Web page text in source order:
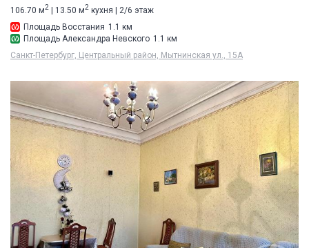
106.70 м2 | 13.50 м2 кухня | 2/6 этаж
Площадь Восстания 1.1 км
Площадь Александра Невского 1.1 км
Санкт-Петербург, Центральный район, Мытнинская ул., 15А